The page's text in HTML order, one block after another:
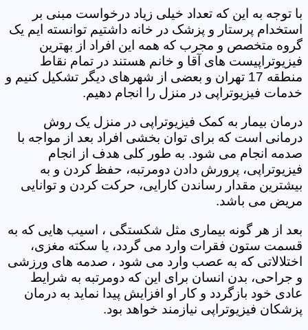
با توجه به این که تعداد خیلی زیاد درخواست مبنی بر
استخدام پرستار و پزشک در خانه داشتیم توانسته ایم یک
گروه متخصص و مجرب که همه این افراد از بهترین
فیزیوتراپیست های آقا و خانم هستند در تمام نقاط
منطقه 17 تهران و بعضی از شهرهای دیگر تشکیل کنیم و
خدمات فیزیوتراپی در منزل را انجام دهیم.
درمان بیمار به کمک فیزیوتراپی در منزل یک روش
درمانی است که برای توان بخشی افراد بعد از مواجه با
صدمه انجام می شود. به طور کلی هدف از انجام
فیزیوتراپی، پرورش دادن دومرتبه، حفظ کردن و به
بیشترین مقدار رساندن کارایی، حرکت کردن و توانایی
مریض می باشد.
بعد از هر گونه بیماری مثل شکستگی ، اسیب هایی که به
قسمت ستون فقرات وارد می گردد، یا سکته مغزی،
اختلالاتی که به عصب وارد می شود ، صدمه های ورزشی
و جراحی، بدن انسان برای این که دومرتبه به شرایط
عادی خود بازگردد و کار او افزایش پیدا نماید به درمان
پزشکان فیزیوتراپی نیازمند خواهد بود.